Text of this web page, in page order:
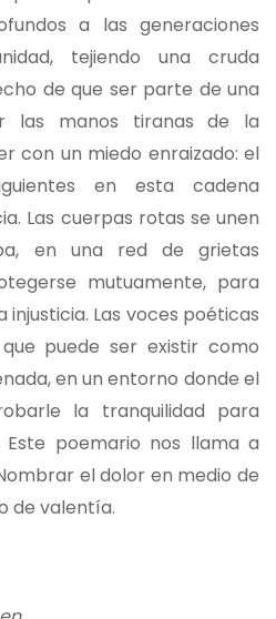
a las generaciones
tejiendo una cruda
de que ser parte de una
las manos tiranas de la
con un miedo enraizado: el
en esta cadena
Las cuerpas rotas se unen
en una red de grietas
mutuamente, para
injusticia. Las voces poéticas
puede ser existir como
en un entorno donde el
la tranquilidad para
Este poemario nos llama a
el dolor en medio de
de valentía.